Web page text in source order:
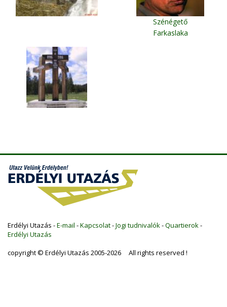
Szénégető
Farkaslaka
Erdélyi Utazás -E-mail -Kapcsolat-Jogi tudnivalók -Quartierok -
Erdélyi Utazás
copyright © Erdélyi Utazás 2005-2026 All rights reserved !